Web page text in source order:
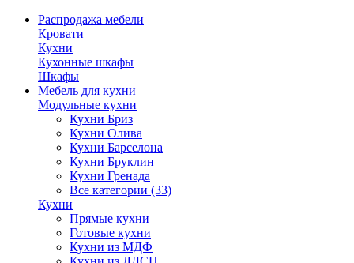
Распродажа мебели
Кровати
Кухни
Кухонные шкафы
Шкафы
Мебель для кухни
Модульные кухни
Кухни Бриз
Кухни Олива
Кухни Барселона
Кухни Бруклин
Кухни Гренада
Все категории (33)
Кухни
Прямые кухни
Готовые кухни
Кухни из МДФ